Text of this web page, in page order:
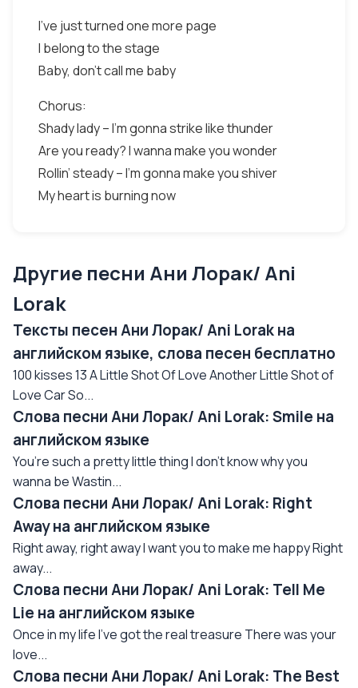
I’ve just turned one more page
I belong to the stage
Baby, don’t call me baby
Chorus:
Shady lady – I’m gonna strike like thunder
Are you ready? I wanna make you wonder
Rollin’ steady – I’m gonna make you shiver
My heart is burning now
Другие песни Ани Лорак/ Ani
Lorak
Тексты песен Ани Лорак/ Ani Lorak на
английском языке, слова песен бесплатно
100 kisses 13 A Little Shot Of Love Another Little Shot of
Love Car So...
Слова песни Ани Лорак/ Ani Lorak: Smile на
английском языке
You’re such a pretty little thing I don’t know why you
wanna be Wastin...
Слова песни Ани Лорак/ Ani Lorak: Right
Away на английском языке
Right away, right away I want you to make me happy Right
away...
Слова песни Ани Лорак/ Ani Lorak: Tell Me
Lie на английском языке
Once in my life I’ve got the real treasure There was your
love...
Слова песни Ани Лорак/ Ani Lorak: The Best